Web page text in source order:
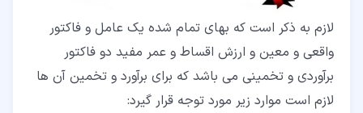
لازم به ذکر است که بهای تمام شده یک عامل و فاکتور
واقعی و معین و ارزش اقساط و عمر مفید دو فاکتور
برآوردی و تخمینی می باشد که برای برآورد و تخمین آن ها
لازم است موارد زیر مورد توجه قرار گیرد: